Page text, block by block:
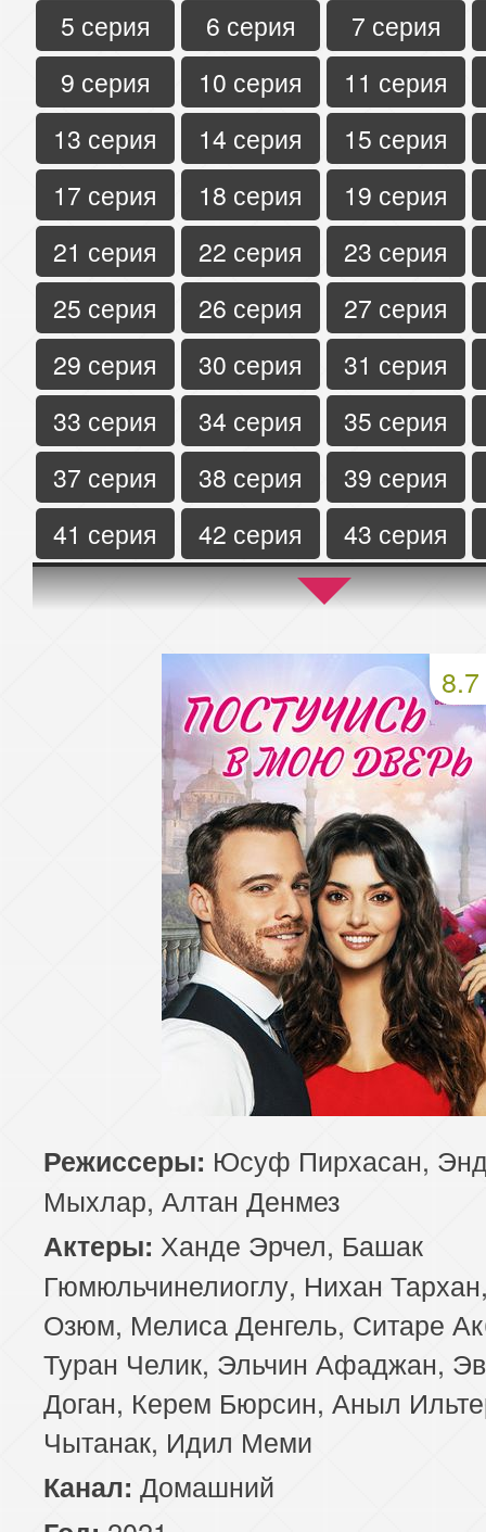
5 серия
6 серия
7 серия
9 серия
10 серия
11 серия
13 серия
14 серия
15 серия
17 серия
18 серия
19 серия
21 серия
22 серия
23 серия
25 серия
26 серия
27 серия
29 серия
30 серия
31 серия
33 серия
34 серия
35 серия
37 серия
38 серия
39 серия
41 серия
42 серия
43 серия
45 серия
46 серия
47 серия
50 серия
51 серия
54 серия
55 серия
58 серия
59 серия
8.7
Режиссеры: Юсуф Пирхасан,
Мыхлар, Алтан Денмез
Актеры: Ханде Эрчел, Башак
Гюмюльчинелиоглу, Нихан
Озюм, Мелиса Денгель, Ситаре
Туран Челик, Эльчин Афаджан,
Доган, Керем Бюрсин, Аныл
Чытанак, Идил Меми
Канал: Домашний